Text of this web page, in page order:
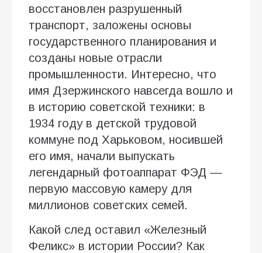
восстановлен разрушенный
транспорт, заложены основы
государственного планирования и
созданы новые отрасли
промышленности. Интересно, что
имя Дзержинского навсегда вошло и
в историю советской техники: в
1934 году в детской трудовой
коммуне под Харьковом, носившей
его имя, начали выпускать
легендарный фотоаппарат ФЭД —
первую массовую камеру для
миллионов советских семей.
Какой след оставил «Железный
Феликс» в истории России? Как